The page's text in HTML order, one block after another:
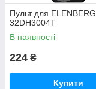
Пульт для ELENBERG
32DH3004T
В наявності
224 ₴
Купити